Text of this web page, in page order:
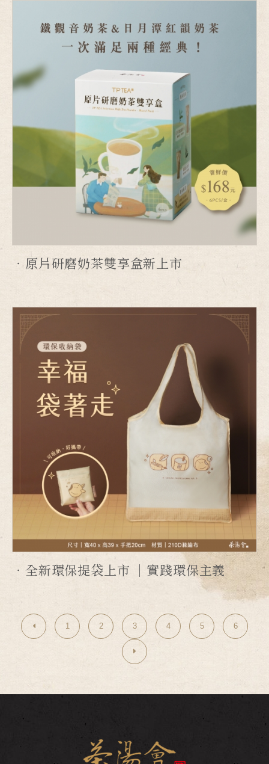
原片研磨奶茶雙享盒新上市
全新環保提袋上市 ｜實踐環保主義
1 2 3 4 5 6